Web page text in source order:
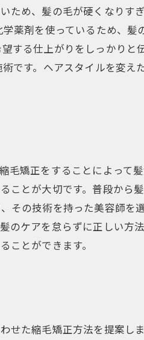
ため、髪の毛が硬くなりす
薬剤を使っているため、髪
する仕上がりをしっかりと
です。ヘアスタイルを変え
毛矯正をすることによって
ことが大切です。普段から
その技術を持った美容師を
のケアを怠らずに正しい方
とができます。
せた縮毛矯正方法を提案し